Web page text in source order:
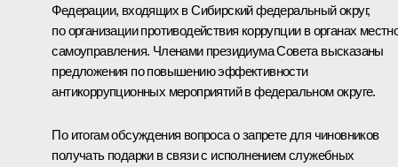
Федерации, входящих в Сибирский федеральный округ,
по организации противодействия коррупции в органах
самоуправления. Членами президиума Совета высказаны
предложения по повышению эффективности
антикоррупционных мероприятий в федеральном округе.
По итогам обсуждения вопроса о запрете для чиновников
получать подарки в связи с исполнением служебных